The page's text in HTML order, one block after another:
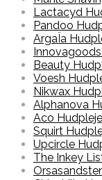
Lactacyd
Pandoo
ArgaÏa
Beauty
Voesh
Nikwax
Alphanova
Aco Hudpleje
Squirt
Upcircle
The Inkey